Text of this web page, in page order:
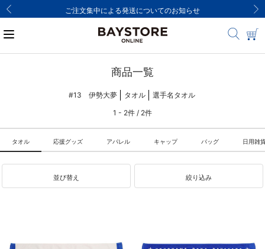
ご注文集中による発送についてのお知らせ
商品一覧
#13 伊勢大夢 タオル
選手名タオル
1 - 2件 / 2件
タオル 応援グッズ アパレル キャップ バッグ 日用雑
並び替え 絞り込み